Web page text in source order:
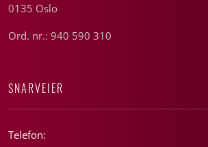
0135 Oslo
Ord. nr.: 940 590 310
SNARVEIER
Telefon: